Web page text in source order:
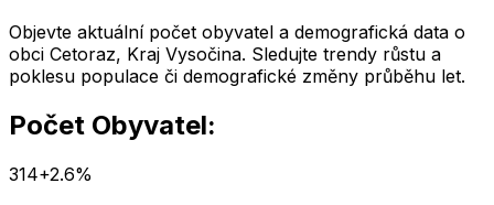
Objevte aktuální počet obyvatel a demografická data o
obci Cetoraz, Kraj Vysočina. Sledujte trendy růstu a
poklesu populace či demografické změny průběhu let.
Počet Obyvatel:
314+2.6%